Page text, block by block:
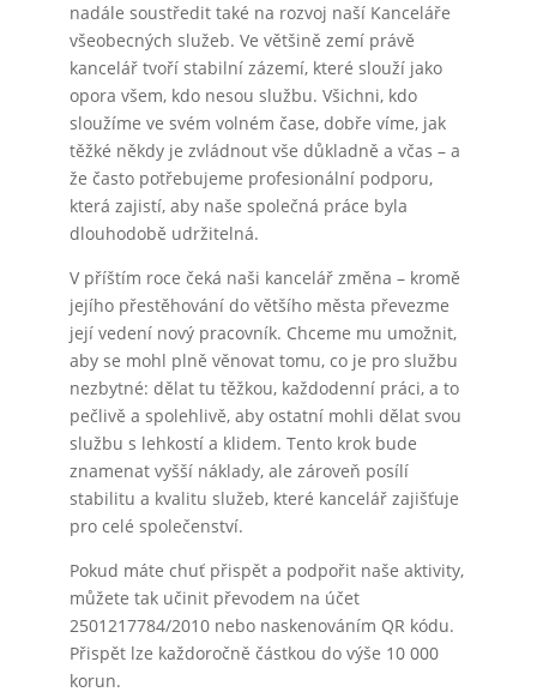
nadále soustředit také na rozvoj naší Kanceláře
všeobecných služeb. Ve většině zemí právě
kancelář tvoří stabilní zázemí, které slouží jako
opora všem, kdo nesou službu. Všichni, kdo
sloužíme ve svém volném čase, dobře víme, jak
těžké někdy je zvládnout vše důkladně a včas – a
že často potřebujeme profesionální podporu,
která zajistí, aby naše společná práce byla
dlouhodobě udržitelná.
V příštím roce čeká naši kancelář změna – kromě
jejího přestěhování do většího města převezme
její vedení nový pracovník. Chceme mu umožnit,
aby se mohl plně věnovat tomu, co je pro službu
nezbytné: dělat tu těžkou, každodenní práci, a to
pečlivě a spolehlivě, aby ostatní mohli dělat svou
službu s lehkostí a klidem. Tento krok bude
znamenat vyšší náklady, ale zároveň posílí
stabilitu a kvalitu služeb, které kancelář zajišťuje
pro celé společenství.
Pokud máte chuť přispět a podpořit naše aktivity,
můžete tak učinit převodem na účet
2501217784/2010 nebo naskenováním QR kódu.
Přispět lze každoročně částkou do výše 10 000
korun.